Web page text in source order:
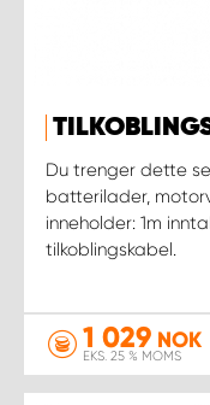
Du trenger dette
batterilader,
inneholder: 1m
tilkoblingskabel.
1 029 NOK
EKS. 25 % MOMS